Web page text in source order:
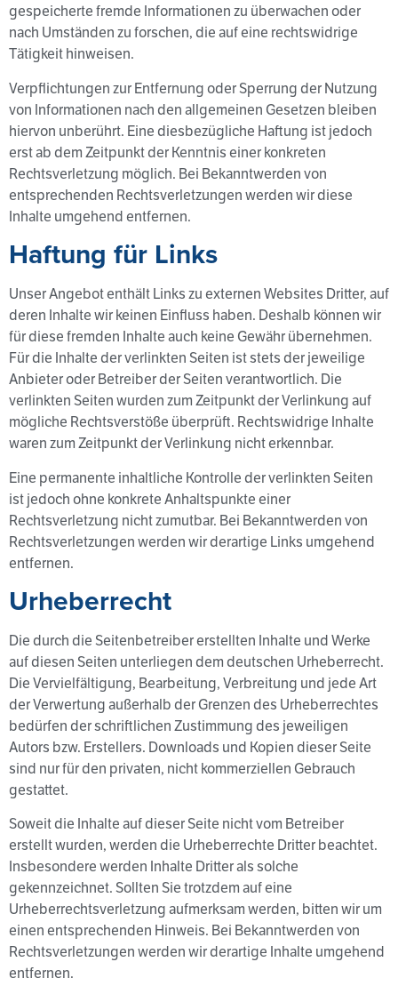
gespeicherte fremde Informationen zu überwachen oder
nach Umständen zu forschen, die auf eine rechtswidrige
Tätigkeit hinweisen.
Verpflichtungen zur Entfernung oder Sperrung der Nutzung
von Informationen nach den allgemeinen Gesetzen bleiben
hiervon unberührt. Eine diesbezügliche Haftung ist jedoch
erst ab dem Zeitpunkt der Kenntnis einer konkreten
Rechtsverletzung möglich. Bei Bekanntwerden von
entsprechenden Rechtsverletzungen werden wir diese
Inhalte umgehend entfernen.
Haftung für Links
Unser Angebot enthält Links zu externen Websites Dritter, auf
deren Inhalte wir keinen Einfluss haben. Deshalb können wir
für diese fremden Inhalte auch keine Gewähr übernehmen.
Für die Inhalte der verlinkten Seiten ist stets der jeweilige
Anbieter oder Betreiber der Seiten verantwortlich. Die
verlinkten Seiten wurden zum Zeitpunkt der Verlinkung auf
mögliche Rechtsverstöße überprüft. Rechtswidrige Inhalte
waren zum Zeitpunkt der Verlinkung nicht erkennbar.
Eine permanente inhaltliche Kontrolle der verlinkten Seiten
ist jedoch ohne konkrete Anhaltspunkte einer
Rechtsverletzung nicht zumutbar. Bei Bekanntwerden von
Rechtsverletzungen werden wir derartige Links umgehend
entfernen.
Urheberrecht
Die durch die Seitenbetreiber erstellten Inhalte und Werke
auf diesen Seiten unterliegen dem deutschen Urheberrecht.
Die Vervielfältigung, Bearbeitung, Verbreitung und jede Art
der Verwertung außerhalb der Grenzen des Urheberrechtes
bedürfen der schriftlichen Zustimmung des jeweiligen
Autors bzw. Erstellers. Downloads und Kopien dieser Seite
sind nur für den privaten, nicht kommerziellen Gebrauch
gestattet.
Soweit die Inhalte auf dieser Seite nicht vom Betreiber
erstellt wurden, werden die Urheberrechte Dritter beachtet.
Insbesondere werden Inhalte Dritter als solche
gekennzeichnet. Sollten Sie trotzdem auf eine
Urheberrechtsverletzung aufmerksam werden, bitten wir um
einen entsprechenden Hinweis. Bei Bekanntwerden von
Rechtsverletzungen werden wir derartige Inhalte umgehend
entfernen.